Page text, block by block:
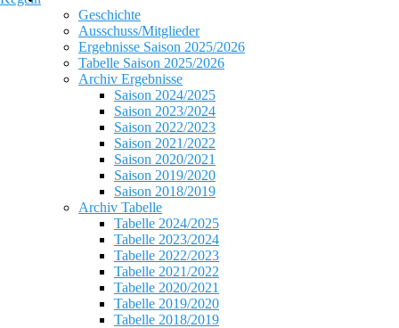
Geschichte
Ausschuss/Mitglieder
Ergebnisse Saison 2025/2026
Tabelle Saison 2025/2026
Archiv Ergebnisse
Saison 2024/2025
Saison 2023/2024
Saison 2022/2023
Saison 2021/2022
Saison 2020/2021
Saison 2019/2020
Saison 2018/2019
Archiv Tabelle
Tabelle 2024/2025
Tabelle 2023/2024
Tabelle 2022/2023
Tabelle 2021/2022
Tabelle 2020/2021
Tabelle 2019/2020
Tabelle 2018/2019